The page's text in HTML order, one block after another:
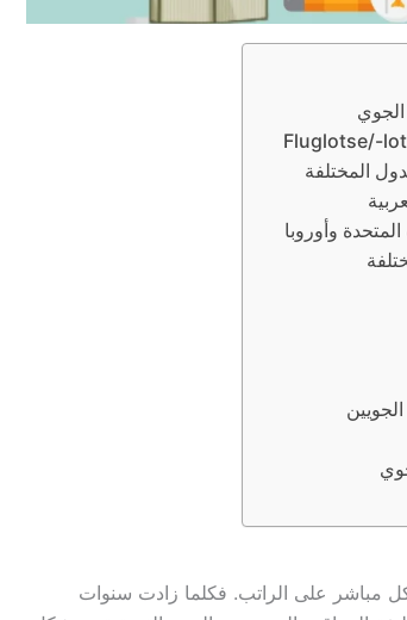
المختلفة
وأوروبا
مباشر على الراتب. فكلما زادت سنوات